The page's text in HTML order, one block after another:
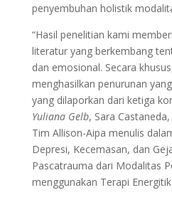
penyembuhan holistik
“Hasil penelitian kami
literatur yang berkembang
dan emosional. Secara
menghasilkan penurunan
yang dilaporkan dari ketiga
Yuliana Gelb, Sara
Tim Allison-Aipa menulis
Depresi, Kecemasan, dan
Pascatrauma dari Modalitas
menggunakan Terapi Energitik